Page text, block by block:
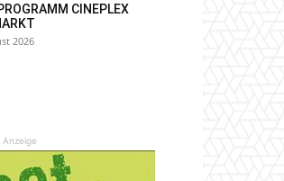
CINEPLEX
2026
Anzeige